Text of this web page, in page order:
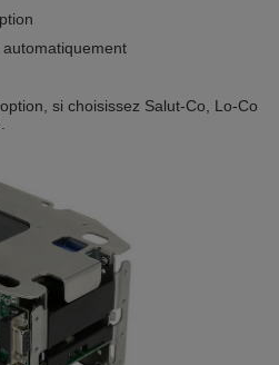
si choisissez Salut-Co, Lo-Co